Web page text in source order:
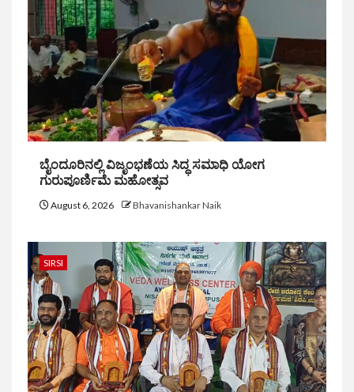
ಬೈಂದೂರಿನಲ್ಲಿ ವಿಜೃಂಭಣೆಯ ಸಿದ್ಧ ಸಮಾಧಿ ಯೋಗ
ಗುರುಪೂರ್ಣಿಮೆ ಮಹೋತ್ಸವ
August 6, 2026 Bhavanishankar Naik
SIRSI